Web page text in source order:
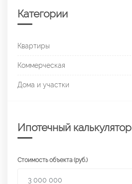
Категории
Квартиры
Коммерческая
Дома и участки
Ипотечный калькулятор
Стоимость объекта (руб.)